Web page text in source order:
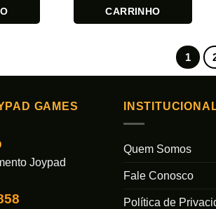
CARRINHO
1
GAMES
Joypad
Quem Somos
Fale Conosco
Política de